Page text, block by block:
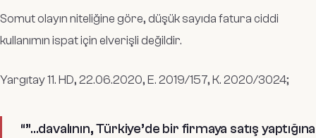
Somut olayın niteliğine göre, düşük sayıda fatura ciddi
kullanımın ispat için elverişli değildir.
Yargıtay 11. HD, 22.06.2020, E. 2019/157, K. 2020/3024;
“”…davalının, Türkiye’de bir firmaya satış yaptığına